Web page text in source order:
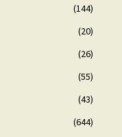
(144)
(20)
(26)
(55)
(43)
(644)